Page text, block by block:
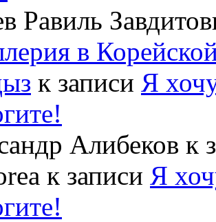
Равиль
в
к записи Я
Алибеков к
к записи Я